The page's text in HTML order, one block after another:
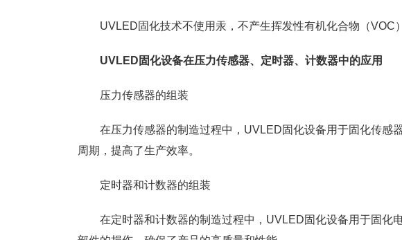
UVLED固化技术不使用汞，不产生挥发性有机化合物（VOC
UVLED固化设备在压力传感器、定时器、计数器中的应用
压力传感器的组装
在压力传感器的制造过程中，UVLED固化设备用于固化传感
周期，提高了生产效率。
定时器和计数器的组装
在定时器和计数器的制造过程中，UVLED固化设备用于固化